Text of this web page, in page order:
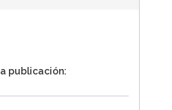
publicación: